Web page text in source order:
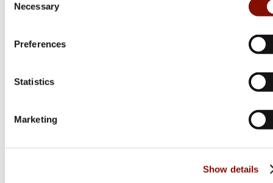
Selection
Necessary
Preferences
Statistics
Marketing
Show details